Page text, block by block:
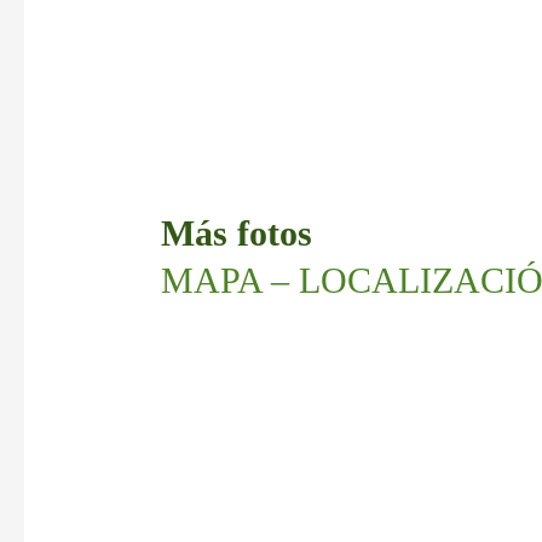
Más fotos
MAPA –